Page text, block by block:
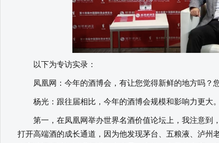
以下为专访实录：
凤凰网：今年的酒博会，有让您觉得新鲜的地方吗？
杨光：跟往届相比，今年的酒博会规模和影响力更大
第一，在凤凰网举办世界名酒价值论坛上，我注意到
打开高端酒的成长通道，因为他发现茅台、五粮液、泸州